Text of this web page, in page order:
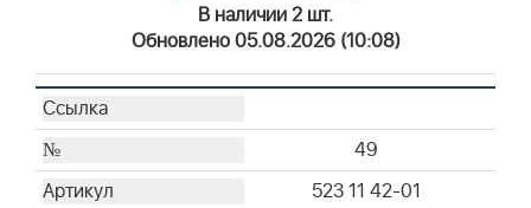
В наличии 2 шт.
Обновлено 05.08.2026 (10:08)
49
523 11 42-01